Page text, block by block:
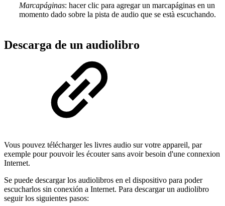
Marcapáginas: hacer clic para agregar un marcapáginas en un
momento dado sobre la pista de audio que se està escuchando.
Descarga de un audiolibro
Vous pouvez télécharger les livres audio sur votre appareil, par
exemple pour pouvoir les écouter sans avoir besoin d'une connexion
Internet.
Se puede descargar los audiolibros en el dispositivo para poder
escucharlos sin conexión a Internet. Para descargar un audiolibro
seguir los siguientes pasos: